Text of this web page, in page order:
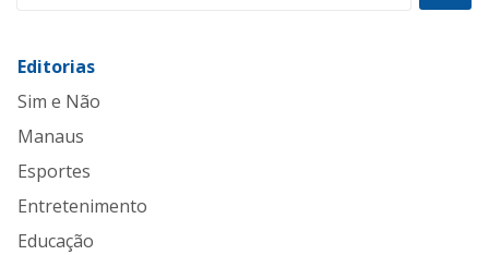
Editorias
Sim e Não
Manaus
Esportes
Entretenimento
Educação